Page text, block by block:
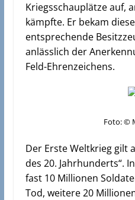
Kriegsschauplätze auf,
kämpfte. Er bekam
entsprechende
anlässlich der
Feld-Ehrenzeichens.
Foto: ©
Der Erste Weltkrieg gilt
des 20. Jahrhunderts“.
fast 10 Millionen
Tod, weitere 20